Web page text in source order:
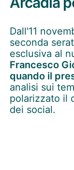
Dall'11
seconda
esclusiva al
Francesco
quando il
analisi sui
polarizzato il
dei social.